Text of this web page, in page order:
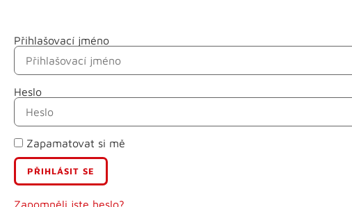
Přihlašovací jméno
Heslo
Zapamatovat si mě
Zapomněli jste heslo?
Jméno
Příjmení
E-mail
Uživatelské jméno